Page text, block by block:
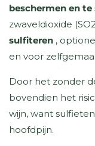
beschermen en
zwaveldioxide
sulfiteren ,
en voor
Door het zonder
bovendien het
wijn, want
hoofdpijn.